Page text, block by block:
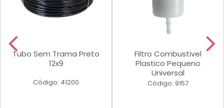
Tubo Sem Trama Preto
12x9
Código: 41200
Filtro Combustivel
Plastico Pequeno
Universal
Código: 9157